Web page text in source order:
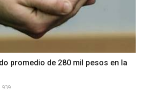
promedio de 280 mil pesos en la
939